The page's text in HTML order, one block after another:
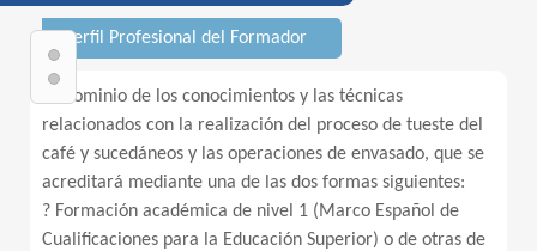
· Perfil Profesional del Formador
1. Dominio de los conocimientos y las técnicas
relacionados con la realización del proceso de tueste del
café y sucedáneos y las operaciones de envasado, que se
acreditará mediante una de las dos formas siguientes:
? Formación académica de nivel 1 (Marco Español de
Cualificaciones para la Educación Superior) o de otras de